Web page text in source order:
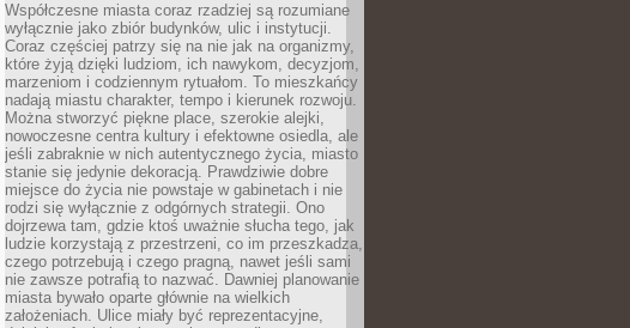
Współczesne miasta coraz rzadziej są rozumiane
wyłącznie jako zbiór budynków, ulic i instytucji.
Coraz częściej patrzy się na nie jak na organizmy,
które żyją dzięki ludziom, ich nawykom, decyzjom,
marzeniom i codziennym rytuałom. To mieszkańcy
nadają miastu charakter, tempo i kierunek rozwoju.
Można stworzyć piękne place, szerokie alejki,
nowoczesne centra kultury i efektowne osiedla, ale
jeśli zabraknie w nich autentycznego życia, miasto
stanie się jedynie dekoracją. Prawdziwie dobre
miejsce do życia nie powstaje w gabinetach i nie
rodzi się wyłącznie z odgórnych strategii. Ono
dojrzewa tam, gdzie ktoś uważnie słucha tego, jak
ludzie korzystają z przestrzeni, co im przeszkadza,
czego potrzebują i czego pragną, nawet jeśli sami
nie zawsze potrafią to nazwać. Dawniej planowanie
miasta bywało oparte głównie na wielkich
założeniach. Ulice miały być reprezentacyjne,